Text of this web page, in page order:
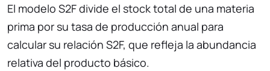
El modelo S2F divide el stock total de una materia
prima por su tasa de producción anual para
calcular su relación S2F, que refleja la abundancia
relativa del producto básico.